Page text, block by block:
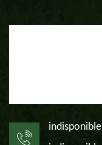
indisponible